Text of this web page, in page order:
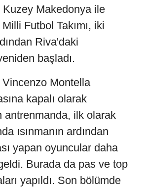
Makedonya ile
Futbol Takımı, iki
Riva'daki
başladı.
Montella
kapalı olarak
antrenmanda, ilk olarak
ısınmanın ardından
yapan oyuncular daha
Burada da pas ve top
yapıldı. Son bölümde